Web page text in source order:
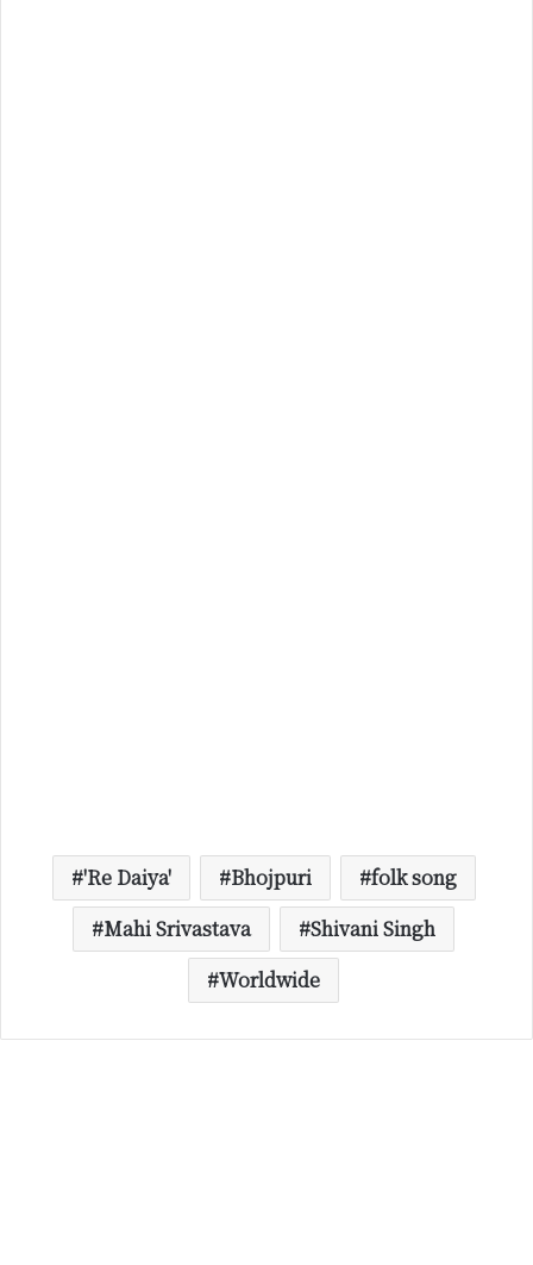
'Re Daiya' Bhojpuri
folk song
Mahi Srivastava
Shivani Singh
Worldwide